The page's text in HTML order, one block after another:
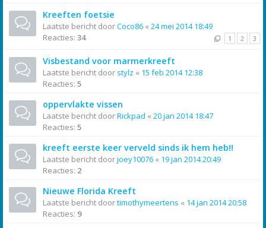
Kreeften foetsie
Laatste bericht doorCoco86 « 24 mei 2014 18:49
Reacties: 34 1 2 3
Visbestand voor marmerkreeft
Laatste bericht door stylz « 15 feb 2014 12:38
Reacties: 5
oppervlakte vissen
Laatste bericht doorRickpad « 20 jan 2014 18:47
Reacties: 5
kreeft eerste keer verveld sinds ik hem heb!!
Laatste bericht doorjoey10076 « 19 jan 2014 20:49
Reacties: 2
Nieuwe Florida Kreeft
Laatste bericht doortimothymeertens « 14 jan 2014 20:58
Reacties: 9